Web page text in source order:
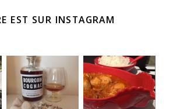
EST SUR INSTAGRAM